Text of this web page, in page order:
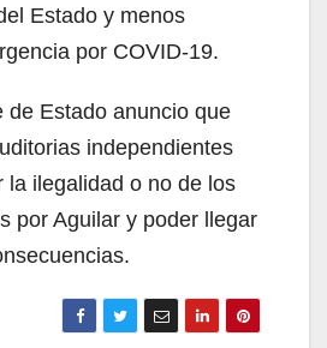
Estado y menos
por COVID-19.
de Estado anuncio que
independientes
la ilegalidad o no de los
por Aguilar y poder llegar